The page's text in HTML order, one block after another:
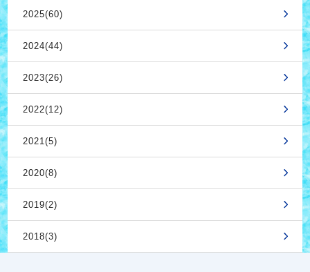
2025(60)
2024(44)
2023(26)
2022(12)
2021(5)
2020(8)
2019(2)
2018(3)